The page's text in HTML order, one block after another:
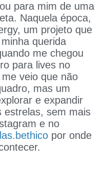
para mim de uma
Naquela época,
um projeto que
querida
me chegou
para lives no
veio que não
mas um
e expandir
estrelas, sem mais
e no
por onde